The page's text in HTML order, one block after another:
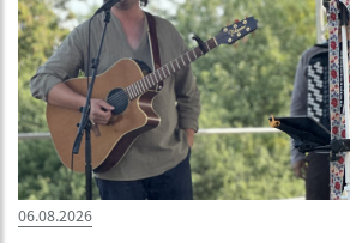
06.08.2026